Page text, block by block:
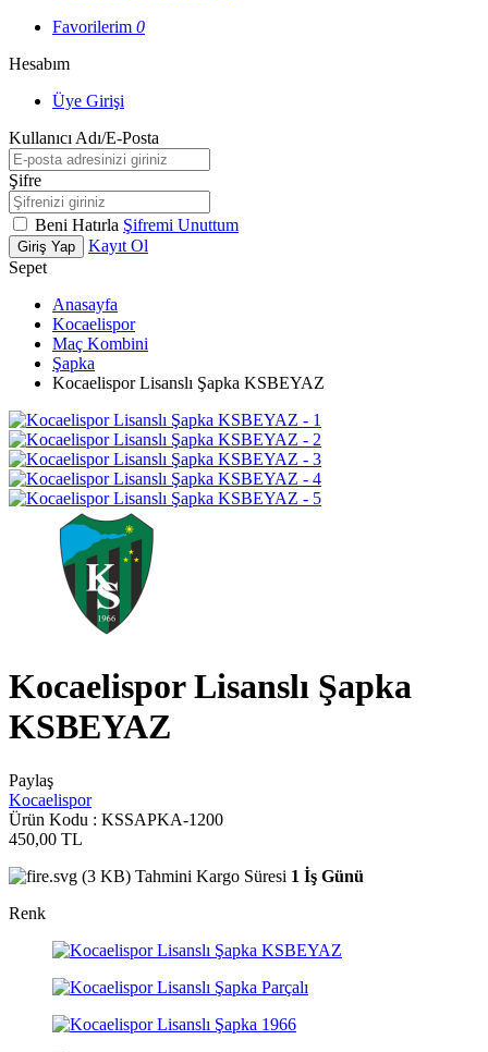
Favorilerim 0
Hesabım
Üye Girişi
Kullanıcı Adı/E-Posta
Şifre
Beni Hatırla Şifremi Unuttum
Giriş Yap
Kayıt Ol
Sepet
Anasayfa
Kocaelispor
Maç Kombini
Şapka
Kocaelispor Lisanslı Şapka KSBEYAZ
Kocaelispor Lisanslı Şapka
KSBEYAZ
Paylaş
Kocaelispor
Ürün Kodu : KSSAPKA-1200
450,00 TL
Tahmini Kargo Süresi 1 İş Günü
Renk